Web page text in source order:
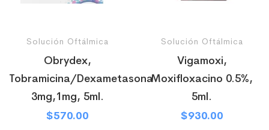
Solución Oftálmica
Obrydex,
Tobramicina/Dexametasona
3mg,1mg, 5ml.
$570.00
Solución Oftálmica
Vigamoxi,
Moxifloxacino 0.5%,
5ml.
$930.00